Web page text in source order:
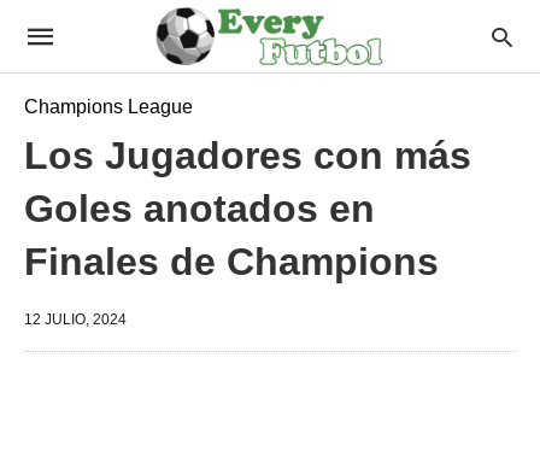
Champions League
Los Jugadores con más
Goles anotados en
Finales de Champions
12 JULIO, 2024